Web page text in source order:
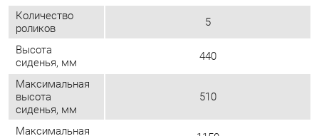
Высота спинки,
мм 640
Диаметр опоры,
мм
670
Особенности
дизайн обивки спинки улучшает
вентиляцию спины. крестовина